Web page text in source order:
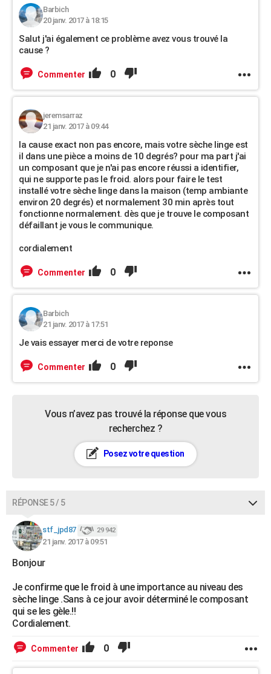
Barbich
20 janv. 2017 à 18:15
Salut j'ai également ce problème avez vous trouvé la
cause ?
Commenter 0
jeremsarraz
21 janv. 2017 à 09:44
la cause exact non pas encore, mais votre sèche linge est
il dans une pièce a moins de 10 degrés? pour ma part j'ai
un composant que je n'ai pas encore réussi a identifier,
qui ne supporte pas le froid. alors pour faire le test
installé votre sèche linge dans la maison (temp ambiante
environ 20 degrés) et normalement 30 min après tout
fonctionne normalement. dès que je trouve le composant
défaillant je vous le communique.
cordialement
Commenter 0
Barbich
21 janv. 2017 à 17:51
Je vais essayer merci de votre reponse
Commenter 0
Vous n’avez pas trouvé la réponse que vous
recherchez ?
Posez votre question
RÉPONSE 5 / 5
stf_jpd87 29 942
21 janv. 2017 à 09:51
Bonjour
Je confirme que le froid à une importance au niveau des
sèche linge .Sans à ce jour avoir déterminé le composant
qui se les gèle.!!
Cordialement.
Commenter 0